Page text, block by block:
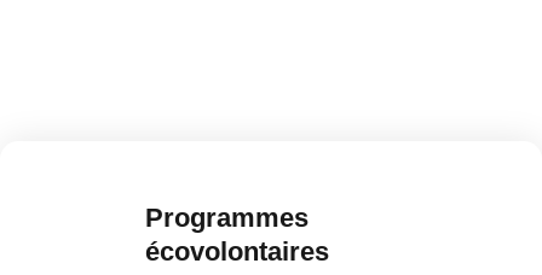
Programmes
écovolontaires